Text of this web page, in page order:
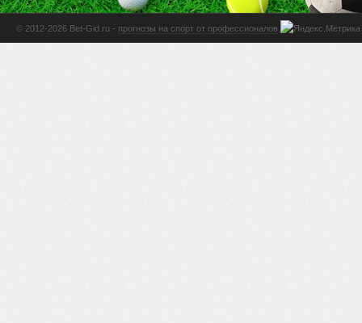
© 2012-2026 Bet-Gid.ru - прогнозы на спорт от профессионалов